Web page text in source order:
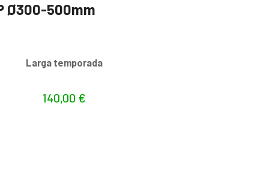
Ø300-500mm
Larga temporada
140,00 €